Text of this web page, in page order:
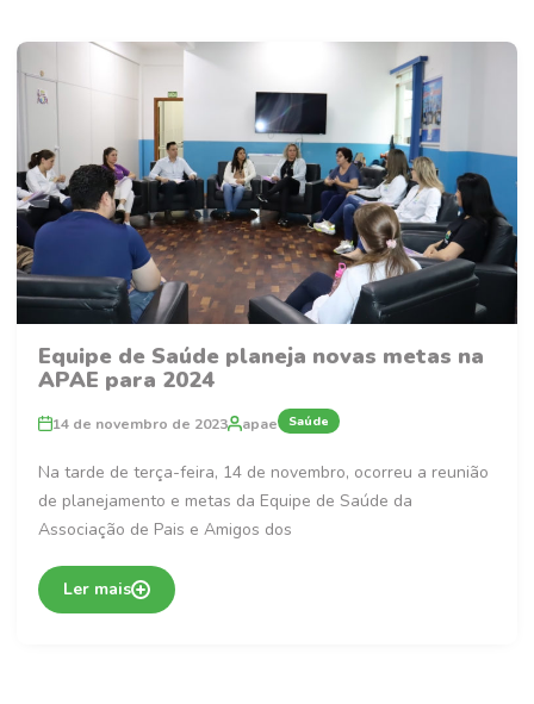
Equipe de Saúde planeja novas metas na
APAE para 2024
14 de novembro de 2023 apae Saúde
Na tarde de terça-feira, 14 de novembro, ocorreu a reunião
de planejamento e metas da Equipe de Saúde da
Associação de Pais e Amigos dos
Ler mais